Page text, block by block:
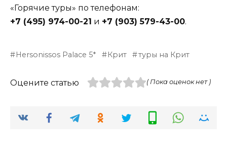
«Горячие туры» по телефонам:
+7 (495) 974-00-21 и +7 (903) 579-43-00.
Hersonissos Palace 5* Крит туры на Крит
Оцените статью ( Пока оценок нет )